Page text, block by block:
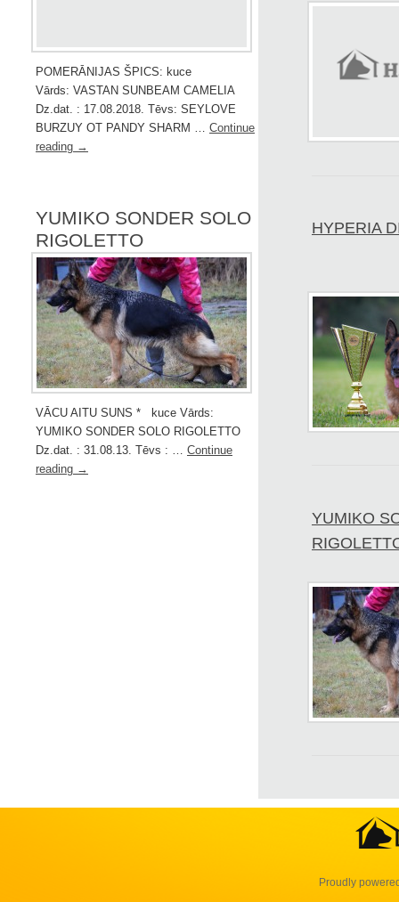
POMERĀNIJAS ŠPICS: kuce
Vārds: VASTAN SUNBEAM CAMELIA
Dz.dat. : 17.08.2018. Tēvs: SEYLOVE
BURZUY OT PANDY SHARM … Continue
reading →
YUMIKO SONDER SOLO
RIGOLETTO
VĀCU AITU SUNS * kuce Vārds:
YUMIKO SONDER SOLO RIGOLETTO
Dz.dat. : 31.08.13. Tēvs : … Continue
reading →
HYPERIA
YUMIKO
Proudly